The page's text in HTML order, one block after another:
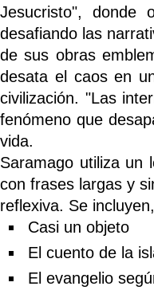
Jesucristo", donde
desafiando las
de sus obras
desata el caos en
civilización. "Las
fenómeno que
vida.
Saramago utiliza un
con frases largas y
reflexiva. Se
Casi un objeto
El cuento de la
El evangelio